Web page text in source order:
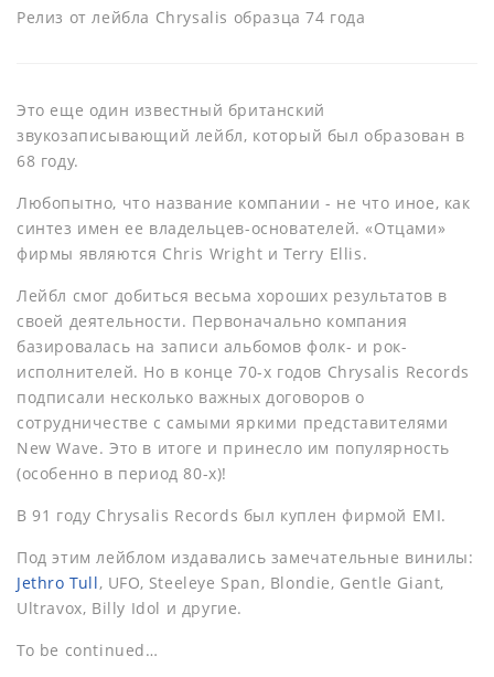
Релиз от лейбла Chrysalis образца 74 года
Это еще один известный британский
звукозаписывающий лейбл, который был образован в
68 году.
Любопытно, что название компании - не что иное, как
синтез имен ее владельцев-основателей. «Отцами»
фирмы являются Chris Wright и Terry Ellis.
Лейбл смог добиться весьма хороших результатов в
своей деятельности. Первоначально компания
базировалась на записи альбомов фолк- и рок-
исполнителей. Но в конце 70-х годов Chrysalis Records
подписали несколько важных договоров о
сотрудничестве с самыми яркими представителями
New Wave. Это в итоге и принесло им популярность
(особенно в период 80-х)!
В 91 году Chrysalis Records был куплен фирмой EMI.
Под этим лейблом издавались замечательные винилы:
Jethro Tull, UFO, Steeleye Span, Blondie, Gentle Giant,
Ultravox, Billy Idol и другие.
To be continued…